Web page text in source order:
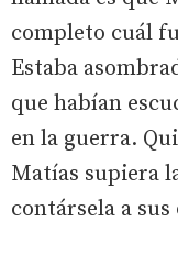
completo cuál
Estaba
que habían
en la guerra.
Matías supiera
contársela a